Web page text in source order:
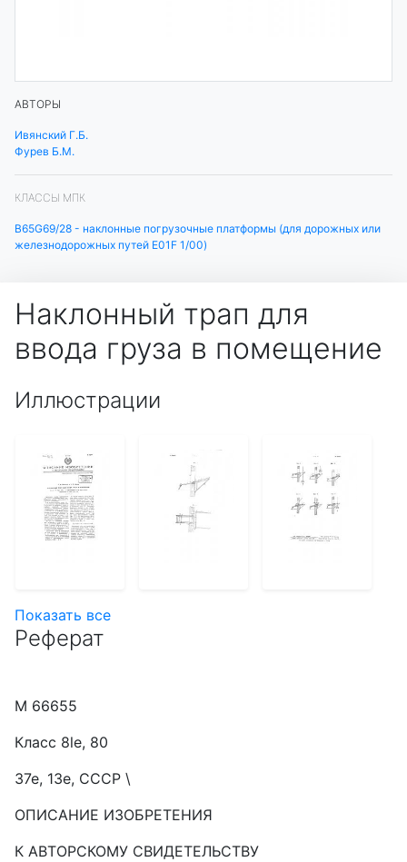
АВТОРЫ
Ивянский Г.Б.
Фурев Б.М.
КЛАССЫ МПК
B65G69/28 - наклонные погрузочные платформы (для дорожных или
железнодорожных путей E01F 1/00)
Наклонный трап для
ввода груза в помещение
Иллюстрации
Показать все
Реферат
М 66655
Класс 8le, 80
37е, 13е, СССР \
ОПИСАНИЕ ИЗОБРЕТЕНИЯ
К АВТОРСКОМУ СВИДЕТЕЛЬСТВУ